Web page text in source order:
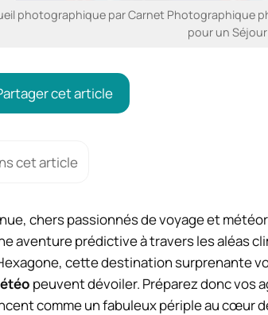
photographique par Carnet Photographique
pour un
cet article
cet article
chers passionnés de voyage et
aventure prédictive à travers les aléas
cette destination surprenante
peuvent dévoiler. Préparez donc vos
comme un fabuleux périple au cœur